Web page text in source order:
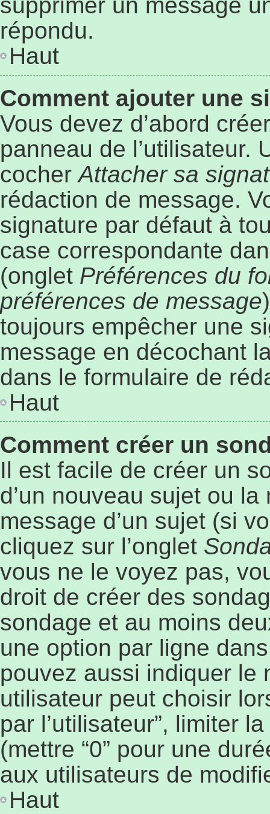
répondu.
Haut
Comment ajouter une
Vous devez d’abord
panneau de l’utilisateur.
cocherAttacher sa
rédaction de message.
signature par défaut à
case correspondante
(onglet Préférences du
préférences de message
toujours empêcher une
message en décochant
dans le formulaire de
Haut
Comment créer un
Il est facile de créer un
d’un nouveau sujet ou
message d’un sujet (si
cliquez sur l’onglet
vous ne le voyez pas,
droit de créer des
sondage et au moins
une option par ligne
pouvez aussi indiquer le
utilisateur peut choisir
par l’utilisateur”, limiter
(mettre “0” pour une
aux utilisateurs de
Haut